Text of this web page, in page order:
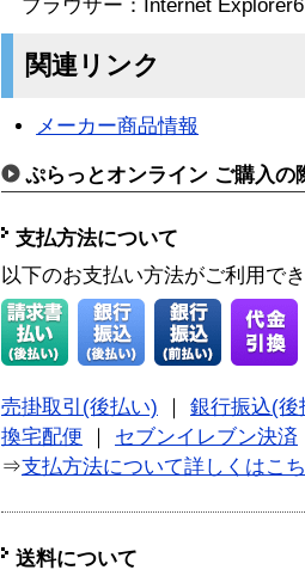
ブラウザー：Internet
関連リンク
メーカー商品情報
ぷらっとオンライン ご購入の
支払方法について
以下のお支払い方法がご利用で
売掛取引(後払い)
銀行振込(後
換宅配便
セブンイレブン決済
⇒支払方法について詳しくはこ
送料について